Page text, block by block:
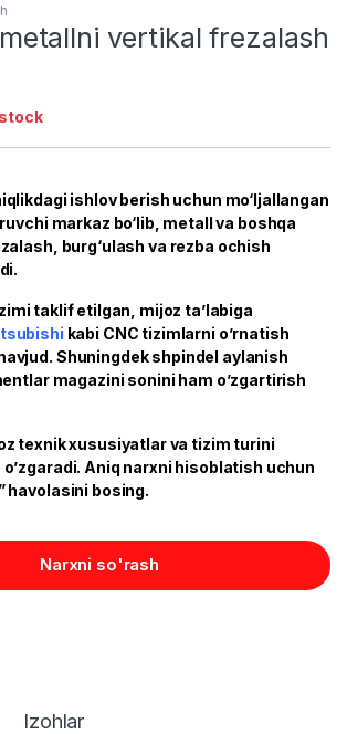
vertikal frezalash
ishlov berish uchun mo‘ljallangan
markaz bo‘lib, metall va boshqa
burg‘ulash va rezba ochish
taklif etilgan, mijoz ta’labiga
kabi CNC tizimlarni o’rnatish
Shuningdek shpindel aylanish
magazini sonini ham o’zgartirish
texnik xususiyatlar va tizim turini
Aniq narxni hisoblatish uchun
havolasini bosing.
Narxni so'rash
Izohlar